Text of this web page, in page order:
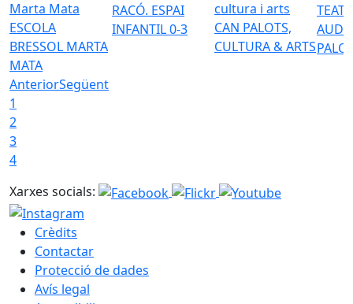
ESCOLA
BRESSOL MARTA
MATA
RACÓ. ESPAI
INFANTIL 0-3
CAN PALOTS,
CULTURA & ARTS
AnteriorSegüent
1
2
3
4
Xarxes socials:
Crèdits
Contactar
Protecció de dades
Avís legal